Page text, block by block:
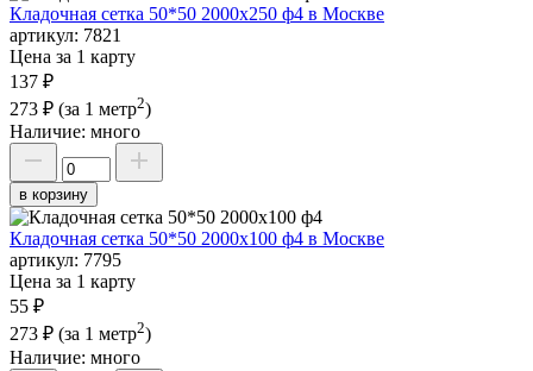
Кладочная сетка 50*50 2000х250 ф4 в Москве
артикул: 7821
Цена за 1 карту
137 ₽
273 ₽ (за 1 метр2)
Наличие: много
в корзину
Кладочная сетка 50*50 2000х100 ф4 в Москве
артикул: 7795
Цена за 1 карту
55 ₽
273 ₽ (за 1 метр2)
Наличие: много